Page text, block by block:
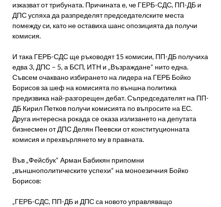
изказват от трибуната. Причината е, че ГЕРБ-СДС, ПП-ДБ и
ДПС успяха да разпределят председателските места
помежду си, като не оставиха шанс опозицията да получи
комисия.
И така ГЕРБ-СДС ще ръководят 15 комисии, ПП-ДБ получиха
едва 3, ДПС – 5, а БСП, ИТН и „Възраждане“ нито една.
Съвсем очаквано избирането на лидера на ГЕРБ Бойко
Борисов за шеф на комисията по външна политика
предизвика най-разгорещен дебат. Съпредседателят на ПП-
ДБ Кирил Петков получи комисията по въпросите на ЕС.
Друга интересна рокада се оказа излизането на депутата
бизнесмен от ДПС Делян Пеевски от конституционната
комисия и прехвърлянето му в правната.
Във „Фейсбук“ Арман Бабикян припомни
„външнополитическите успехи“ на моноезичния Бойко
Борисов:
„ГЕРБ-СДС, ПП-ДБ и ДПС са новото управляващо